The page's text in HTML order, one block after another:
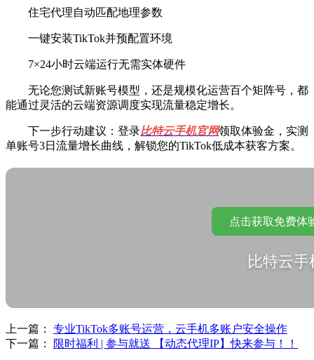
住宅代理自动匹配地理参数
一键安装TikTok并预配置环境
7×24小时云端运行无需实体硬件
无论您测试新账号模型，还是规模化运营百个矩阵号，都
能通过灵活的云端资源调度实现流量稳定增长。
下一步行动建议：登录比特云手机官网领取体验金，实测
单账号3日流量增长曲线，解锁您的TikTok低成本获客方案。
点击获取免费体
比特云手
上一篇： 专业TikTok多账号运营，云手机多账户安全操作
下一篇：
限时福利 | 参与就送 【动态代理IP】快来参与！！